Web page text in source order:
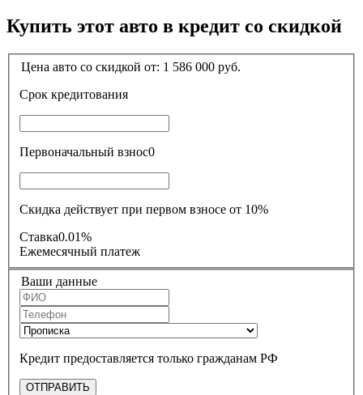
Купить этот авто в кредит со скидкой
Цена авто со скидкой от: 1 586 000 руб.
Срок кредитования
Первоначальный взнос0
Скидка действует при первом взносе от 10%
Ставка0.01%
Ежемесячный платеж
Ваши данные
Кредит предоставляется только гражданам РФ
ОТПРАВИТЬ